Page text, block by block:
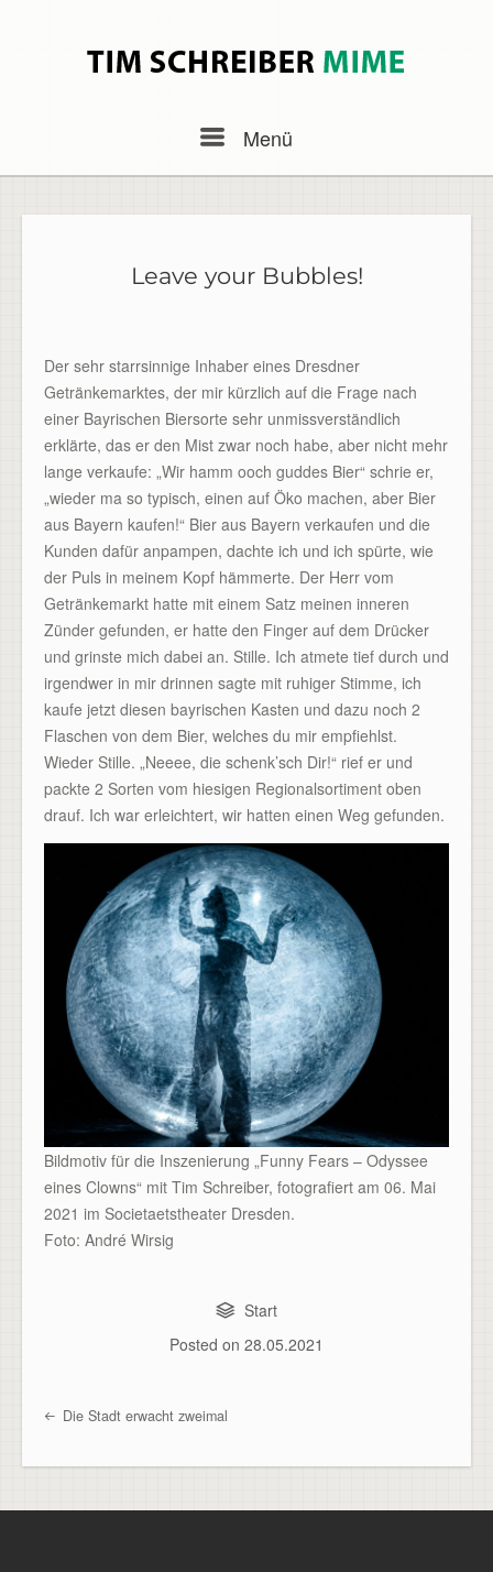
Menü
Leave your Bubbles!
Der sehr starrsinnige Inhaber eines Dresdner
Getränkemarktes, der mir kürzlich auf die Frage nach
einer Bayrischen Biersorte sehr unmissverständlich
erklärte, das er den Mist zwar noch habe, aber nicht mehr
lange verkaufe: „Wir hamm ooch guddes Bier“ schrie er,
„wieder ma so typisch, einen auf Öko machen, aber Bier
aus Bayern kaufen!“ Bier aus Bayern verkaufen und die
Kunden dafür anpampen, dachte ich und ich spürte, wie
der Puls in meinem Kopf hämmerte. Der Herr vom
Getränkemarkt hatte mit einem Satz meinen inneren
Zünder gefunden, er hatte den Finger auf dem Drücker
und grinste mich dabei an. Stille. Ich atmete tief durch und
irgendwer in mir drinnen sagte mit ruhiger Stimme, ich
kaufe jetzt diesen bayrischen Kasten und dazu noch 2
Flaschen von dem Bier, welches du mir empfiehlst.
Wieder Stille. „Neeee, die schenk’sch Dir!“ rief er und
packte 2 Sorten vom hiesigen Regionalsortiment oben
drauf. Ich war erleichtert, wir hatten einen Weg gefunden.
Bildmotiv für die Inszenierung „Funny Fears – Odyssee
eines Clowns“ mit Tim Schreiber, fotografiert am 06. Mai
2021 im Societaetstheater Dresden.
Foto: André Wirsig
Start
Posted on 28.05.2021
Post navigation
Die Stadt erwacht zweimal